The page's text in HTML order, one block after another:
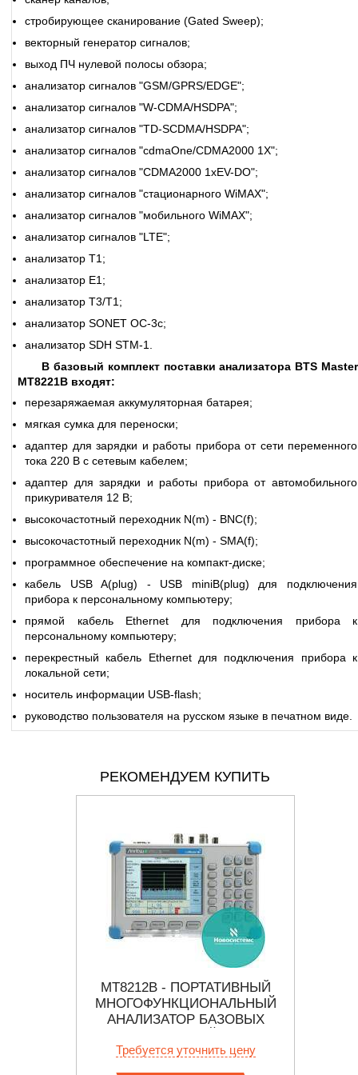
стробирующее сканирование (Gated Sweep);
векторный генератор сигналов;
выход ПЧ нулевой полосы обзора;
анализатор сигналов "GSM/GPRS/EDGE";
анализатор сигналов "W-CDMA/HSDPA";
анализатор сигналов "TD-SCDMA/HSDPA";
анализатор сигналов "cdmaOne/CDMA2000 1X";
анализатор сигналов "CDMA2000 1xEV-DO";
анализатор сигналов "стационарного WiMAX";
анализатор сигналов "мобильного WiMAX";
анализатор сигналов "LTE";
анализатор T1;
анализатор E1;
анализатор T3/T1;
анализатор SONET OC-3c;
анализатор SDH STM-1.
В базовый комплект поставки анализатора BTS Master
MT8221B входят:
перезаряжаемая аккумуляторная батарея;
мягкая сумка для переноски;
адаптер для зарядки и работы прибора от сети переменного
тока 220 В с сетевым кабелем;
адаптер для зарядки и работы прибора от автомобильного
прикуривателя 12 В;
высокочастотный переходник N(m) - BNC(f);
высокочастотный переходник N(m) - SMA(f);
программное обеспечение на компакт-диске;
кабель USB A(plug) - USB miniB(plug) для подключения
прибора к персональному компьютеру;
прямой кабель Ethernet для подключения прибора к
персональному компьютеру;
перекрестный кабель Ethernet для подключения прибора к
локальной сети;
носитель информации USB-flash;
руководство пользователя на русском языке в печатном виде.
РЕКОМЕНДУЕМ КУПИТЬ
MT8212B - ПОРТАТИВНЫЙ
МНОГОФУНКЦИОНАЛЬНЫЙ
АНАЛИЗАТОР БАЗОВЫХ
Требуется уточнить цену